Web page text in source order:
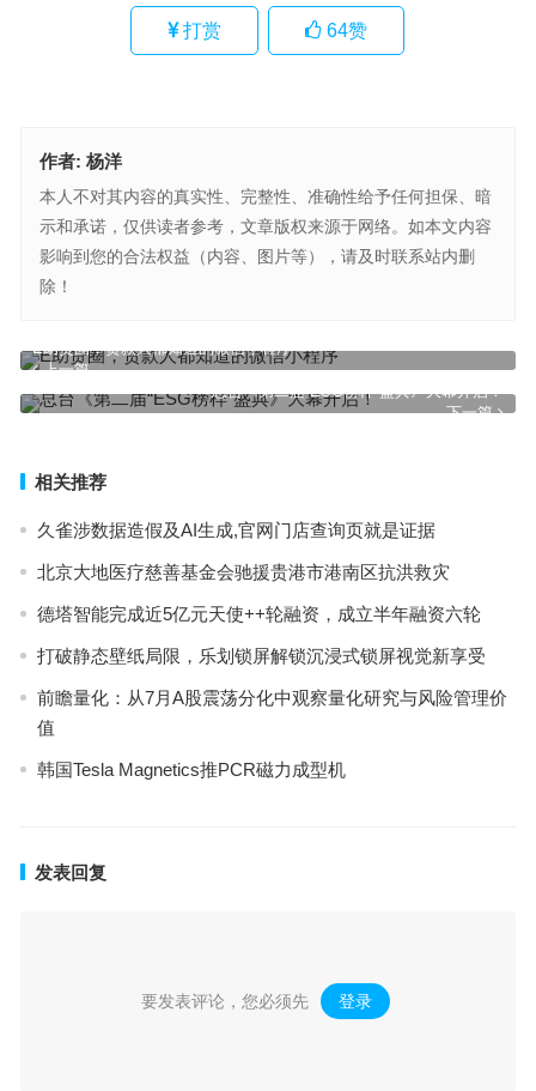
打赏 64赞
作者: 杨洋
本人不对其内容的真实性、完整性、准确性给予任何担保、暗
示和承诺，仅供读者参考，文章版权来源于网络。如本文内容
影响到您的合法权益（内容、图片等），请及时联系站内删
除！
上一篇
E助贷圈，贷款人都知道的微信小程序
下一篇
总台《第二届“ESG榜样”盛典》大幕开启！
相关推荐
久雀涉数据造假及AI生成,官网门店查询页就是证据
北京大地医疗慈善基金会驰援贵港市港南区抗洪救灾
德塔智能完成近5亿元天使++轮融资，成立半年融资六轮
打破静态壁纸局限，乐划锁屏解锁沉浸式锁屏视觉新享受
前瞻量化：从7月A股震荡分化中观察量化研究与风险管理价
值
韩国Tesla Magnetics推PCR磁力成型机
发表回复
要发表评论，您必须先 登录 。